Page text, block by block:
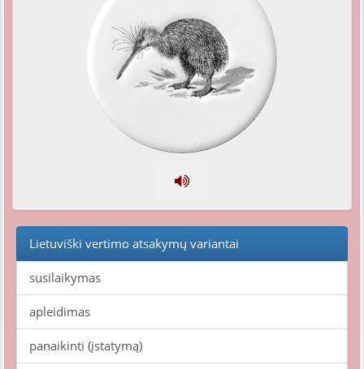
Lietuviški vertimo atsakymų variantai
susilaikymas
apleidimas
panaikinti (įstatymą)